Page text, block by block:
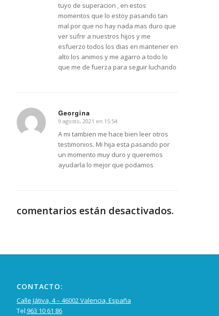
tuyo de superacion , en estos
momentos que lo estoy pasando tan
mal por que no hay nada mas duro que
ver sufrir a nuestros hijos y me
esfuerzo todos los dias en mantener en
alto los animos y me agarro a todo lo
que me de fuerza para seguir luchando
Georgina
Dice:
9 agosto, 2021 en 15:54
A mi tambien me hace bien leer otros
testimonios. Mi hija esta pasando por
un momento muy duro y queremos
ayudarla lo mejor que podamos
comentarios están desactivados.
CONTACTO:
Calle Játiva, 4 – 46002 Valencia, España
Tel.963 10 61 86